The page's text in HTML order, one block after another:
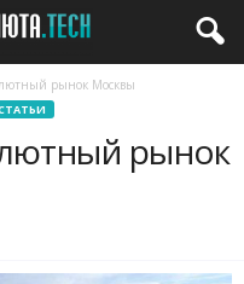
рынок Москвы
рынок